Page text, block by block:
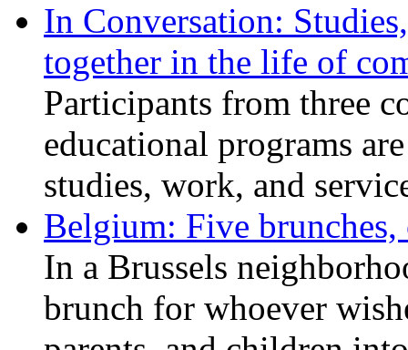
In Conversation:
together in the life of
Participants from three
educational programs
studies, work, and
Belgium: Five
In a Brussels
brunch for whoever